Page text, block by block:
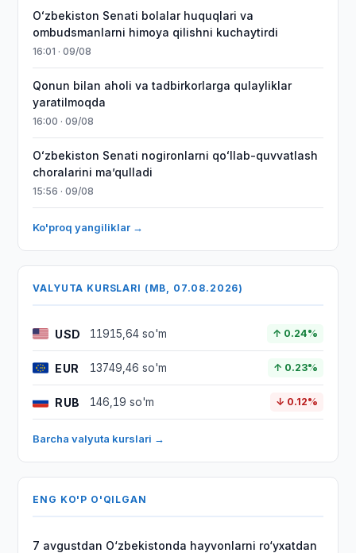
Oʻzbekiston Senati bolalar huquqlari va
ombudsmanlarni himoya qilishni kuchaytirdi
16:01 · 09/08
Qonun bilan aholi va tadbirkorlarga qulayliklar
yaratilmoqda
16:00 · 09/08
Oʻzbekiston Senati nogironlarni qoʻllab-quvvatlash
choralarini maʼqulladi
15:56 · 09/08
Ko'proq yangiliklar →
VALYUTA KURSLARI (MB, 07.08.2026)
USD 11915,64 so'm ↑ 0.24%
EUR 13749,46 so'm ↑ 0.23%
RUB 146,19 so'm ↓ 0.12%
Barcha valyuta kurslari →
ENG KO'P O'QILGAN
7 avgustdan O‘zbekistonda hayvonlarni ro‘yxatdan